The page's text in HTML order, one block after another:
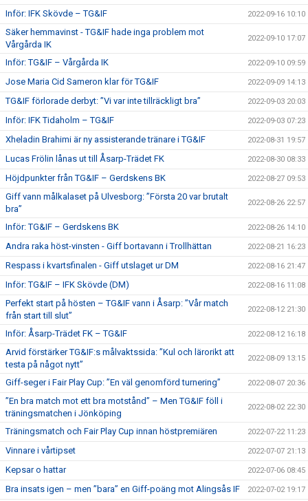
Inför: IFK Skövde – TG&IF 2022-09-16 10:10
Säker hemmavinst - TG&IF hade inga problem mot
Vårgårda IK
2022-09-10 17:07
Inför: TG&IF – Vårgårda IK 2022-09-10 09:59
Jose Maria Cid Sameron klar för TG&IF 2022-09-09 14:13
TG&IF förlorade derbyt: ”Vi var inte tillräckligt bra” 2022-09-03 20:03
Inför: IFK Tidaholm – TG&IF 2022-09-03 07:23
Xheladin Brahimi är ny assisterande tränare i TG&IF 2022-08-31 19:57
Lucas Frölin lånas ut till Åsarp-Trädet FK 2022-08-30 08:33
Höjdpunkter från TG&IF – Gerdskens BK 2022-08-27 09:53
Giff vann målkalaset på Ulvesborg: ”Första 20 var brutalt
bra”
2022-08-26 22:57
Inför: TG&IF – Gerdskens BK 2022-08-26 14:10
Andra raka höst-vinsten - Giff bortavann i Trollhättan 2022-08-21 16:23
Respass i kvartsfinalen - Giff utslaget ur DM 2022-08-16 21:47
Inför: TG&IF – IFK Skövde (DM) 2022-08-16 11:08
Perfekt start på hösten – TG&IF vann i Åsarp: ”Vår match
från start till slut”
2022-08-12 21:30
Inför: Åsarp-Trädet FK – TG&IF 2022-08-12 16:18
Arvid förstärker TG&IF:s målvaktssida: ”Kul och lärorikt att
testa på något nytt”
2022-08-09 13:15
Giff-seger i Fair Play Cup: ”En väl genomförd turnering” 2022-08-07 20:36
”En bra match mot ett bra motstånd” – Men TG&IF föll i
träningsmatchen i Jönköping
2022-08-02 22:30
Träningsmatch och Fair Play Cup innan höstpremiären 2022-07-22 11:23
Vinnare i vårtipset 2022-07-07 21:13
Kepsar o hattar 2022-07-06 08:45
Bra insats igen – men ”bara” en Giff-poäng mot Alingsås IF 2022-07-02 19:17